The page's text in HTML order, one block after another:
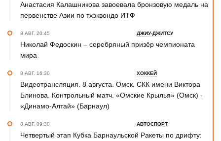
Анастасия Калашникова завоевала бронзовую медаль на
первенстве Азии по тхэквондо ИТФ
8 АВГ. 20:45 ДЖИУ-ДЖИТСУ
Николай Федоскин – серебряный призёр чемпионата
мира
8 АВГ. 16:30 ХОККЕЙ
Видеотрансляция. 8 августа. Омск. СКК имени Виктора
Блинова. Контрольный матч. «Омские Крылья» (Омск) -
«Динамо-Алтай» (Барнаул)
8 АВГ. 09:30 АВТОСПОРТ
Четвертый этап Кубка Барнаульской Ракеты по дрифту: